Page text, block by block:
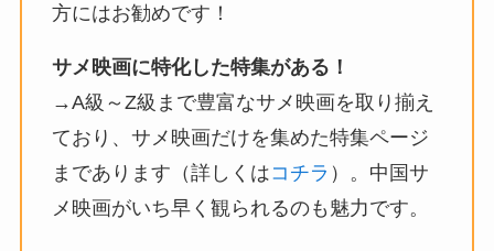
方にはお勧めです！
サメ映画に特化した特集がある！
→A級～Z級まで豊富なサメ映画を取り揃え
ており、サメ映画だけを集めた特集ページ
まであります（詳しくはコチラ ）。中国サ
メ映画がいち早く観られるのも魅力です。